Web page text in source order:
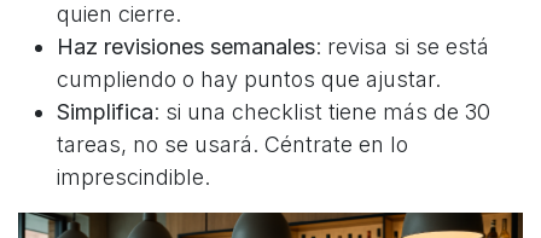
quien cierre.
Haz revisiones semanales: revisa si se está
cumpliendo o hay puntos que ajustar.
Simplifica: si una checklist tiene más de 30
tareas, no se usará. Céntrate en lo
imprescindible.